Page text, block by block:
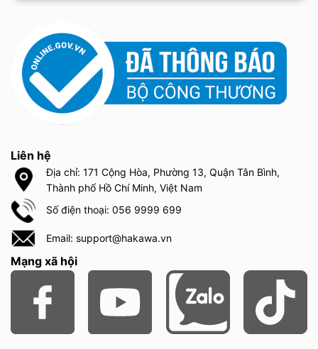
Liên hệ
Địa chỉ: 171 Cộng Hòa, Phường 13, Quận Tân Bình,
Thành phố Hồ Chí Minh, Việt Nam
Số điện thoại: 056 9999 699
Email: support@hakawa.vn
Mạng xã hội